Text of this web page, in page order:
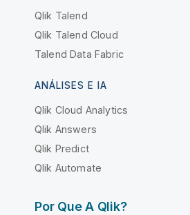
Qlik Talend
Qlik Talend Cloud
Talend Data Fabric
ANÁLISES E IA
Qlik Cloud Analytics
Qlik Answers
Qlik Predict
Qlik Automate
Por Que A Qlik?